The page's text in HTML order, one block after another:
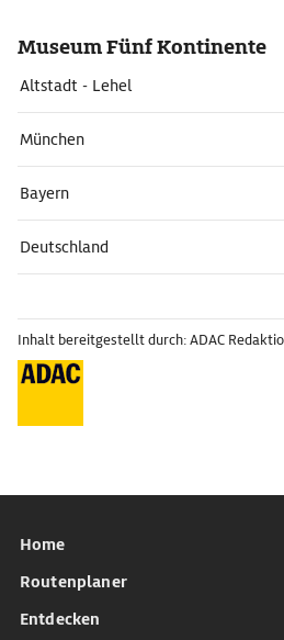
Museum Fünf Kontinente
Altstadt - Lehel
München
Bayern
Deutschland
Inhalt bereitgestellt durch: ADAC
Home
Routenplaner
Entdecken